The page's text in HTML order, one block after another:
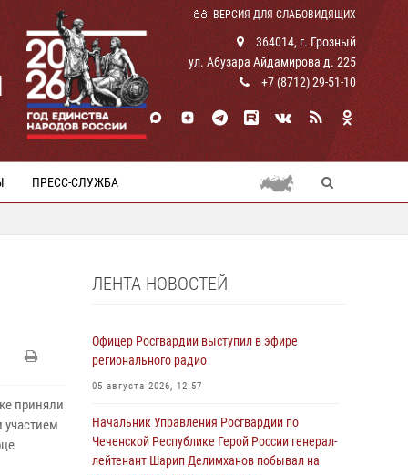
ВЕРСИЯ ДЛЯ СЛАБОВИДЯЩИХ
364014, г. Грозный
ул. Абузара Айдамирова д. 225
+7 (8712) 29-51-10
ПРЕСС-СЛУЖБА
приняли
ЛЕНТА НОВОСТЕЙ
Офицер Росгвардии выступил в эфире
регионального радио
05 августа 2026, 12:57
Начальник Управления Росгвардии по
Чеченской Республике Герой России генерал-
лейтенант Шарип Делимханов побывал на